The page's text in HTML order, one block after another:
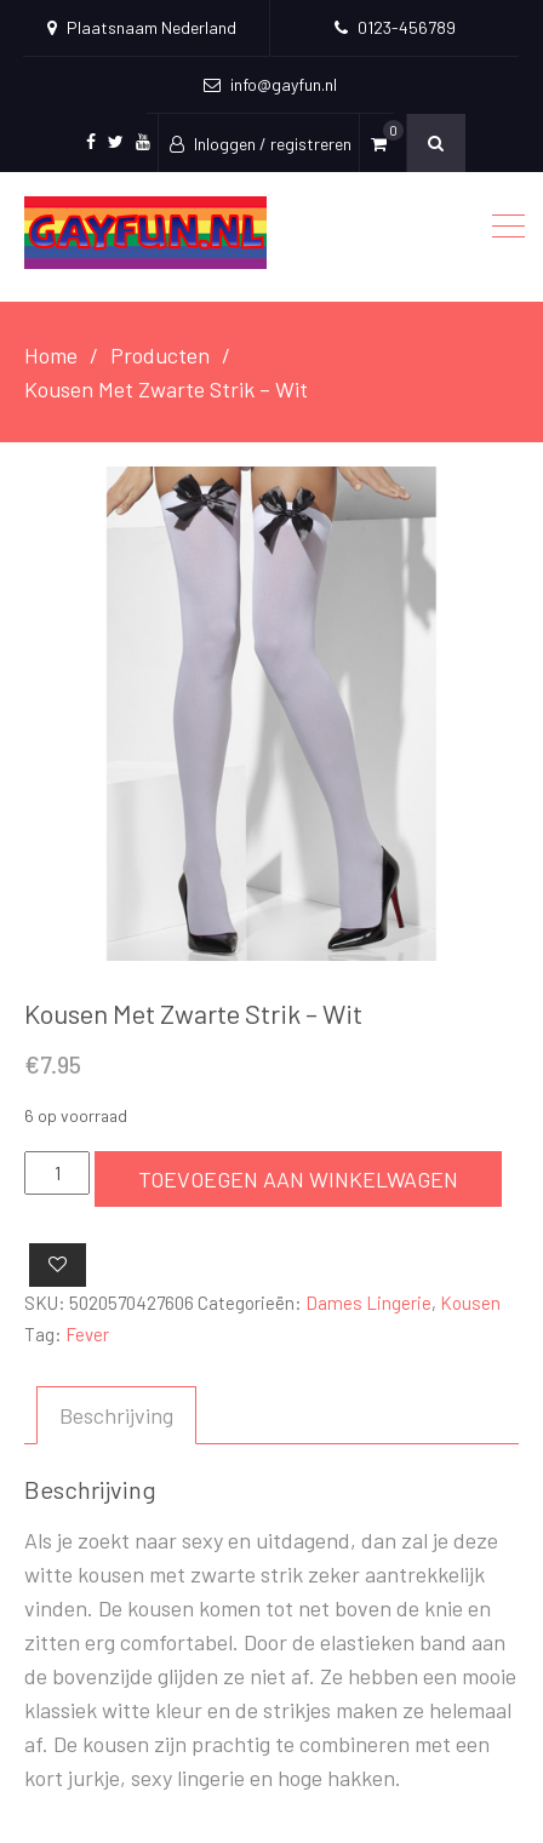
Plaatsnaam Nederland 0123-456789
info@gayfun.nl
Facebook
TwitterYoutube
Inloggen / registreren
0
Home
Producten
Kousen Met Zwarte Strik – Wit
Kousen Met Zwarte Strik – Wit
€7.95
6 op voorraad
Kousen
Met
Strik
-
Wit
TOEVOEGEN AAN WINKELWAGEN
SKU: 5020570427606 Categorieën: Dames Lingerie, Kousen
Tag: Fever
Beschrijving
Beschrijving
Als je zoekt naar sexy en uitdagend, dan zal je deze
witte kousen met zwarte strik zeker aantrekkelijk
vinden. De kousen komen tot net boven de knie en
zitten erg comfortabel. Door de elastieken band aan
de bovenzijde glijden ze niet af. Ze hebben een mooie
klassiek witte kleur en de strikjes maken ze helemaal
af. De kousen zijn prachtig te combineren met een
kort jurkje, sexy lingerie en hoge hakken.